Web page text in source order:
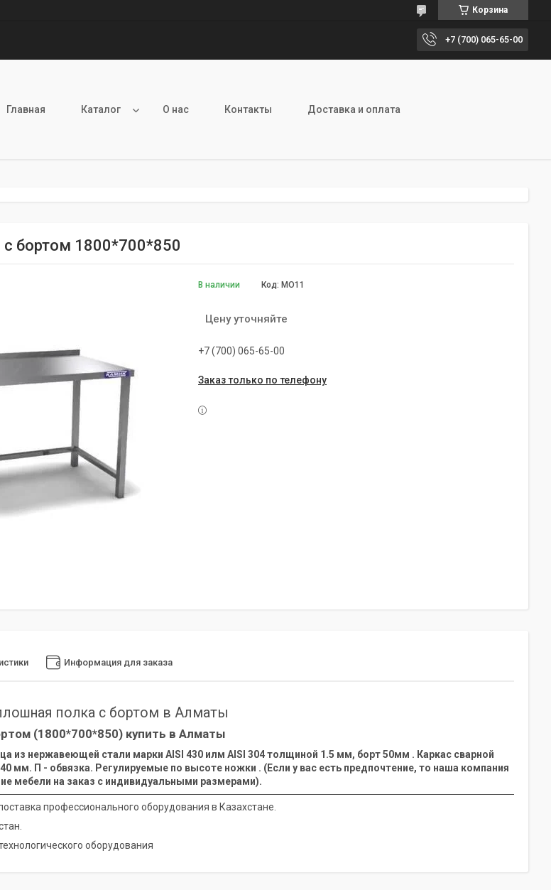
Корзина
+7 (700) 065-65-00
Главная Каталог О нас Контакты Доставка и оплата
бортом 1800*700*850
В наличии Код: MO11
Цену уточняйте
+7 (700) 065-65-00
Заказ только по телефону
Информация для заказа
полка с бортом в Алматы
(1800*700*850) купить в Алматы
из нержавеющей стали марки AISI 430 илм AISI 304 толщиной 1.5 мм, борт 50мм . Каркас сварной
мм. П - обвязка. Регулируемые по высоте ножки . (Если у вас есть предпочтение, то наша компания
мебели на заказ с индивидуальными размерами).
профессионального оборудования в Казахстане.
оборудования